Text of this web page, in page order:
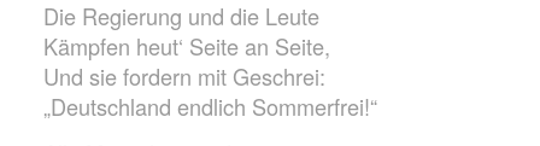
Die Regierung und die Leute
Kämpfen heut‘ Seite an Seite,
Und sie fordern mit Geschrei:
„Deutschland endlich Sommerfrei!“